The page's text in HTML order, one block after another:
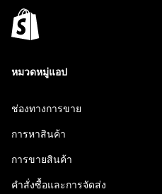
หมวดหมู่แอป
ช่องทางการขาย
การหาสินค้า
การขายสินค้า
คำสั่งซื้อและการจัดส่ง